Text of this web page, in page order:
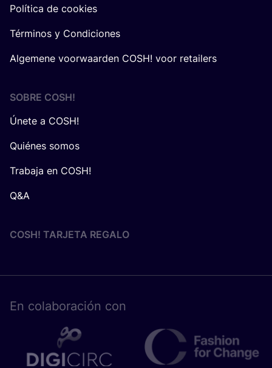
Política de cookies
Términos y Condiciones
Algemene voorwaarden COSH! voor retailers
SOBRE COSH!
Únete a COSH!
Quiénes somos
Trabaja en COSH!
Q&A
COSH! TARJETA REGALO
En cola­bo­ra­ción con